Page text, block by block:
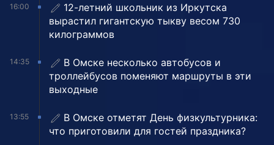
16:00
12-летний школьник из Иркутска
вырастил гигантскую тыкву весом 730
килограммов
14:35
В Омске несколько автобусов и
троллейбусов поменяют маршруты в эти
выходные
13:55
В Омске отметят День физкультурника:
что приготовили для гостей праздника?